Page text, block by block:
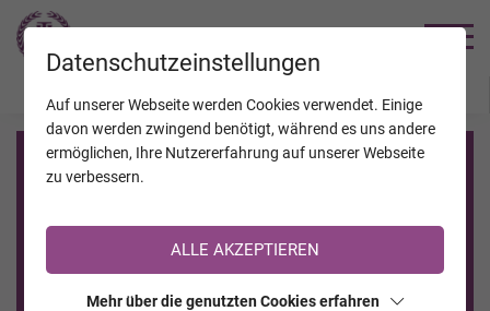
Registrierung auf TrauerHilfe.it
Sie sind noch nicht auf TrauerHilfe.it registriert?
>> zur kostenlosen Registrierung <<
Datenschutzeinstellungen
Auf unserer Webseite werden Cookies verwendet. Einige
davon werden zwingend benötigt, während es uns andere
ermöglichen, Ihre Nutzererfahrung auf unserer Webseite
zu verbessern.
ALLE AKZEPTIEREN
Mehr über die genutzten Cookies erfahren
JAHRESTAGE KALENDER VERSTORBENE